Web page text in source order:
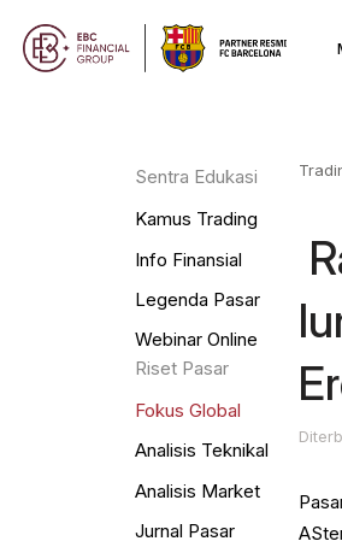
Sentra Edukasi
Kamus Trading
Info Finansial
Legenda Pasar
Webinar Online
Riset Pasar
Fokus Global
Analisis Teknikal
Analisis Market
Jurnal Pasar